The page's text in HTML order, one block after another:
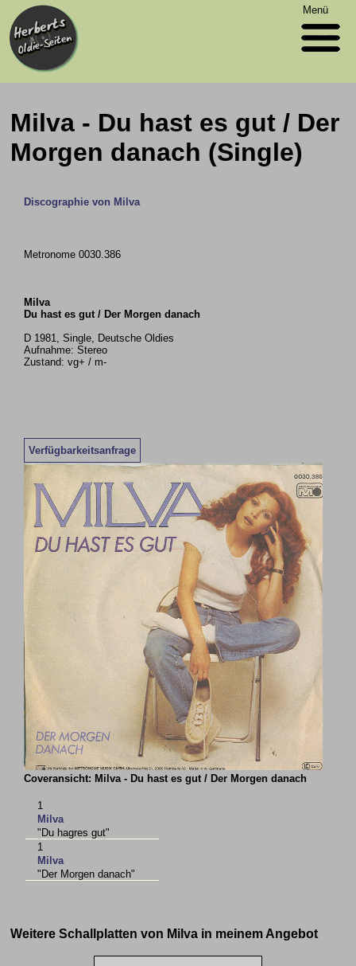
Menü
Milva - Du hast es gut / Der
Morgen danach (Single)
Discographie von Milva
Metronome 0030.386
Milva
Du hast es gut / Der Morgen danach
D 1981, Single, Deutsche Oldies
Aufnahme: Stereo
Zustand: vg+ / m-
Verfügbarkeitsanfrage
Coveransicht: Milva - Du hast es gut / Der Morgen danach
1
Milva
"Du hagres gut"
1
Milva
"Der Morgen danach"
Weitere Schallplatten von Milva in meinem Angebot